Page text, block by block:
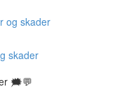
og skader
skader
🗯💬